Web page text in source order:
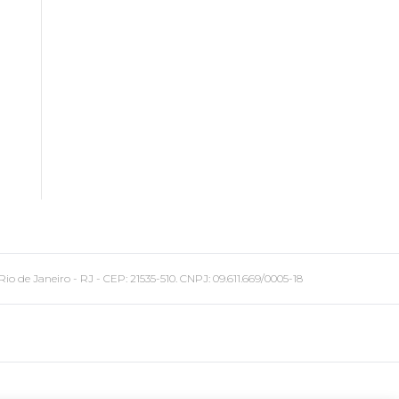
Janeiro - RJ - CEP: 21535-510. CNPJ: 09.611.669/0005-18